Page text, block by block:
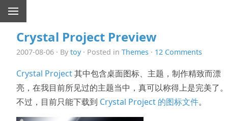
Crystal Project Preview
2007-08-06 · By toy· Posted in Themes · 12 Comments
Crystal Project其中包含桌面图标、主题，制作精致而漂
亮，在我目前所见过的主题当中，真可以称得上是完美了。
不过，目前只能下载到 Crystal Project 的图标文件。